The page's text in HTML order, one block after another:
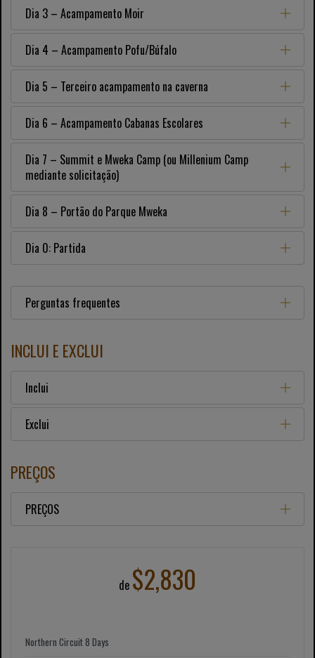
Dia 3 – Acampamento Moir
Dia 4 – Acampamento Pofu/Búfalo
Dia 5 – Terceiro acampamento na caverna
Dia 6 – Acampamento Cabanas Escolares
Dia 7 – Summit e Mweka Camp (ou Millenium Camp
mediante solicitação)
Dia 8 – Portão do Parque Mweka
Dia 0: Partida
Perguntas frequentes
INCLUI E EXCLUI
Inclui
Exclui
PREÇOS
PREÇOS
de $2,830